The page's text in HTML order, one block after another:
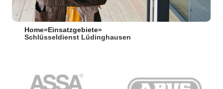
Home» Einsatzgebiete»
Schlüsseldienst Lüdinghausen